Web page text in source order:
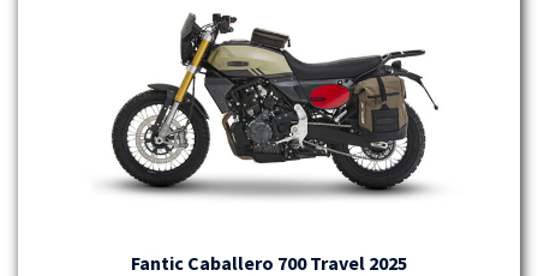
Fantic Caballero 700 Travel 2025